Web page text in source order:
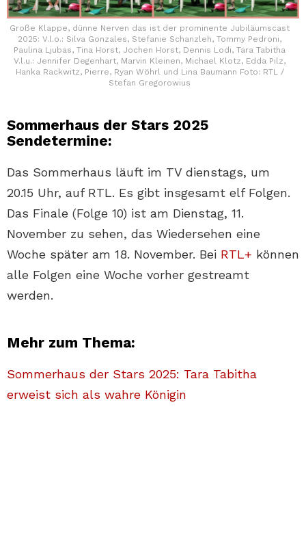
Große Klappe, dünne Nerven das ist der prominente Jubiläumscast
2025: V.l.o.: Silva Gonzales, Stefanie Schanzleh, Tommy Pedroni,
Paulina Ljubas, Tina Horst, Jochen Horst, Dennis Lodi, Tara Tabitha
V.l.u.: Jennifer Degenhart, Marvin Kleinen, Michael Klotz, Edda Pilz,
Hanka Rackwitz, Pierre, Ryan Wöhrl und Lina Baumann Foto: RTL /
Stefan Gregorowius
Sommerhaus der Stars 2025
Sendetermine:
Das Sommerhaus läuft im TV dienstags, um
20.15 Uhr, auf RTL. Es gibt insgesamt elf Folgen.
Das Finale (Folge 10) ist am Dienstag, 11.
November zu sehen, das Wiedersehen eine
Woche später am 18. November. Bei RTL+ können
alle Folgen eine Woche vorher gestreamt
werden.
Mehr zum Thema:
Sommerhaus der Stars 2025: Tara Tabitha
erweist sich als wahre Königin